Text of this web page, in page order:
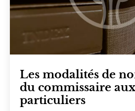
Les modalités de
du commissaire
particuliers